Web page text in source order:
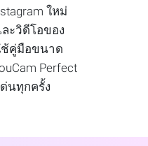
ใหม่
ะวิดีโอของ
คู่มือขนาด
Perfect
นทุกครั้ง